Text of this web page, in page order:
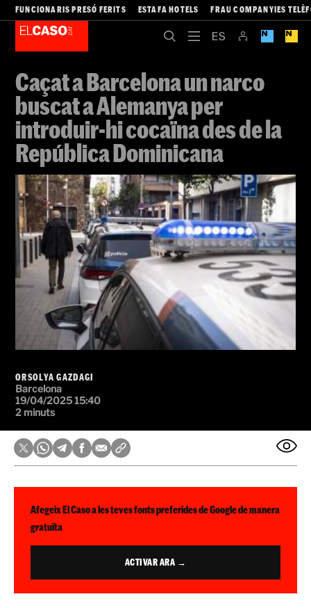
FUNCIONARIS PRESÓ FERITS ESTAFA HOTELS FRAU COMPANYIES
Caçat a Barcelona un narco
buscat a Alemanya per
introduir-hi cocaïna des de la
República Dominicana
ORSOLYA GAZDAGI
Barcelona
19/04/2025 15:40
2 minuts
Afegeix El Caso a les teves fonts preferides de Google de manera
gratuïta
ACTIVAR ARA →